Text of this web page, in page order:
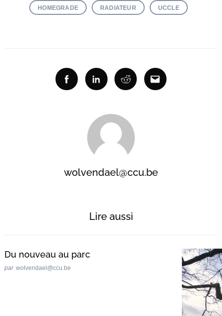
HOMEGRADE RADIATEUR UCCLE
FacebookLinkedinRedditEmail
wolvendael@ccu.be
Lire aussi
Du nouveau au parc
par wolvendael@ccu.be